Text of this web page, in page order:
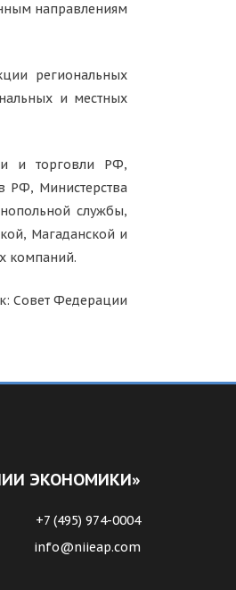
направлениям
региональных
и местных
и торговли РФ,
РФ, Министерства
службы,
Магаданской и
компаний.
Совет Федерации
ЭКОНОМИКИ»
+7 (495) 974-0004
info@niieap.com